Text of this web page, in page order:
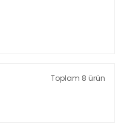
Toplam 8 ürün